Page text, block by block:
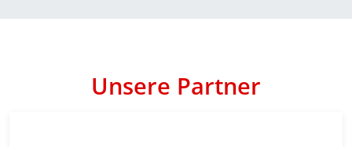
Unsere Partner